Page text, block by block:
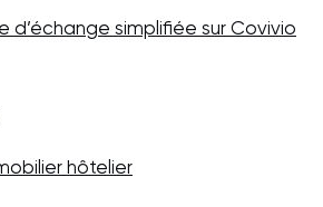
d’échange simplifiée sur Covivio
hôtelier